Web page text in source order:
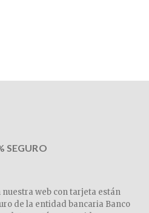
SEGURO
web con tarjeta están
de la entidad bancaria Banco